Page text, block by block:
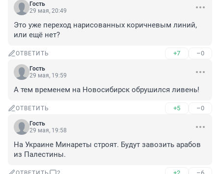
Гость
29 мая, 20:49
Это уже переход нарисованных коричневым линий,
или ещё нет?
ОТВЕТИТЬ +7 –0
Гость
29 мая, 19:59
А тем временем на Новосибирск обрушился ливень!
ОТВЕТИТЬ +5 –0
Гость
29 мая, 19:58
На Украине Минареты строят. Будут завозить арабов
из Палестины.